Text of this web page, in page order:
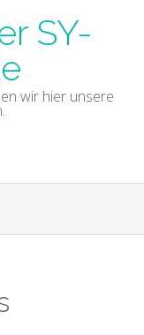
SY-
wir hier unsere